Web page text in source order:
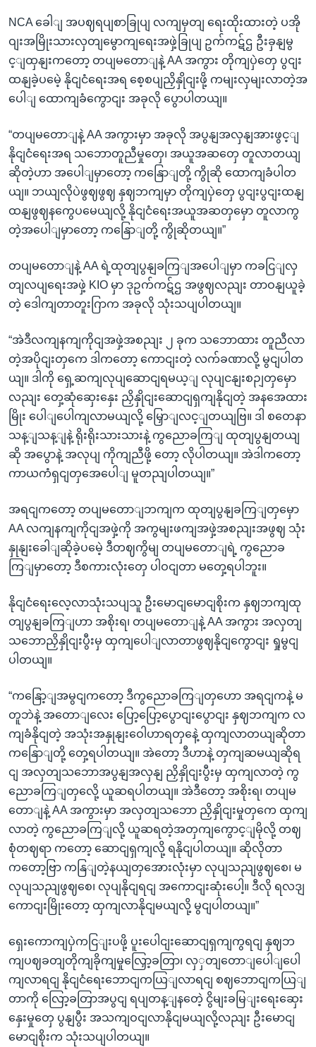
NCA ခေါျ အပဈရပျစာခြုပျ လကျမှတျ ရေးထိုးထားတဲ့ ပအို
ဝျးအမြိုးသားလှတျမွောကျရေးအဖှဲ့ခြုပျ ဥက်ကဋ်ဌ ဦးခှနျမွ
င့ျထှနျးကတော့ တပျမတောျနဲ့ AA အကွား တိုကျပှဲတှေ ပွငျး
ထနျခဲ့ပမေဲ့ နိုငျငံရေးအရ စေ့စပျညှိနှိုငျးဖို့ ကမျးလှမျးလာတဲ့အ
ပေါျ ထောကျခံကွောငျး အခုလို ပွောပါတယျ။
“တပျမတောျနဲ့ AA အကွားမှာ အခုလို အပွနျအလှနျအားဖွင့ျ
နိုငျငံရေးအရ သဘောတူညီမှုတှေ၊ အယူအဆတှေ တူလာတယျ
ဆိုတဲ့ဟာ အပေါျမှာတော့ ကနြောျတို့ ကွိုဆို ထောကျခံပါတ
ယျ။ ဘယျလိုပဲဖွဈဖွဈ နှဈဘကျမှာ တိုကျပှဲတှေ ပွငျးပွငျးထနျ
ထနျဖွဈနကွေပမေယျလို့ နိုငျငံရေးအယူအဆတှမှော တူလာကွ
တဲ့အပေါျမှာတော့ ကနြောျတို့ ကွိုဆိုတယျ။”
တပျမတောျနဲ့ AA ရဲ့ထုတျပွနျခကြျအပေါျမှာ ကခငြျလှ
တျလပျရေးအဖှဲ့ KIO မှာ ဒုဥက်ကဋ်ဌ အဖွဈလညျး တာဝနျယူခဲ့
တဲ့ ဒေါကျတာတူးဂြာက အခုလို သုံးသပျပါတယျ။
“အဲဒီလကျနကျကိုငျအဖှဲ့အစညျး ၂ ခုက သဘောထား တူညီလာ
တဲ့အပိုငျးတှကေ ဒါကတော့ ကောငျးတဲ့ လက်ခဏာလို့ မွငျပါတ
ယျ။ ဒါကို ရှေ့ဆကျလုပျဆောငျရမယ့ျ လုပျငနျးစဉျတှမှော
လညျး တှေ့ဆုံဆှေးနှေး ညှိနှိုငျးဆောငျရှကျနိုငျတဲ့ အနအေထား
မြိုး ပေါျပေါကျလာမယျလို့ မြှောျလင့ျတယျဗြ။ ဒါ စတေနာ
သန့ျသန့ျနဲ့ ရိုးရိုးသားသားနဲ့ ကွညောခကြျ ထုတျပွနျတယျ
ဆို အပွောနဲ့ အလုပျ ကိုကျညီဖို့ တော့ လိုပါတယျ။ အဲဒါကတော့
ကာယကံရှငျတှအေပေါျ မူတညျပါတယျ။”
အရငျကတော့ တပျမတောျဘကျက ထုတျပွနျခကြျတှမှော
AA လကျနကျကိုငျအဖှဲ့ကို အကွမျးဖကျအဖှဲ့အစညျးအဖွဈ သုံး
နှုနျးခေါျဆိုခဲ့ပမေဲ့ ဒီတဈကွိမျ တပျမတောျရဲ့ ကွညောခ
ကြျမှာတော့ ဒီစကားလုံးတှေ ပါဝငျတာ မတှေ့ရပါဘူး။
နိုငျငံရေးလေ့လာသုံးသပျသူ ဦးမောငျမောငျစိုးက နှဈဘကျထု
တျပွနျခကြျဟာ အစိုးရ၊ တပျမတောျနဲ့ AA အကွား အလှတျ
သဘောညှိနှိုငျးပွီးမှ ထှကျပေါျလာတာဖွဈနိုငျကွောငျး ရှုမွငျ
ပါတယျ။
“ကနြော့ျအမွငျကတော့ ဒီကွညောခကြျတှဟော အရငျကနဲ့ မ
တူဘဲနဲ့ အတောျလေး ပြော့ပြော့ပွောငျးပွောငျး နှဈဘကျက လ
ကျခံနိုငျတဲ့ အသုံးအနှုနျးဝေါဟာရတှနေဲ့ ထှကျလာတယျဆိုတာ
ကနြောျတို့ တှေ့ရပါတယျ။ အဲတော့ ဒီဟာနဲ့ တှကျဆမယျဆိုရ
ငျ အလှတျသဘောအပွနျအလှနျ ညှိနှိုငျးပွီးမှ ထှကျလာတဲ့ ကွ
ညောခကြျတှလေို့ ယူဆရပါတယျ။ အဲဒီတော့ အစိုးရ၊ တပျမ
တောျနဲ့ AA အကွားမှာ အလှတျသဘော ညှိနှိုငျးမှုတှကေ ထှကျ
လာတဲ့ ကွညောခကြျလို့ ယူဆရတဲ့အတှကျကွောင့ျမိုလို့ တဈ
စုံတဈရာ ကတော့ ဆောငျရှကျလို့ ရနိုငျပါတယျ။ ဆိုလိုတာ
ကတော့ဗြာ ကနြျတဲ့နယျတှအေားလုံးမှာ လုပျသညျဖွဈစေ၊ မ
လုပျသညျဖွဈစေ၊ လုပျနိုငျရငျ အကောငျးဆုံးပေါ့။ ဒီလို ရလဒျ
ကောငျးမြိုးတော့ ထှကျလာနိုငျမယျလို့ မွငျပါတယျ။”
ရှေးကောကျပှဲကငြျးပဖို့ ပူးပေါငျးဆောငျရှကျကွရငျ နှဈဘ
ကျပဈခတျတိုကျခိုကျမှုလြှော့ခတြာ၊ လှှတျတောျပေါျပေါ
ကျလာရငျ နိုငျငံရေးဘောငျကယြျလာရငျ စဈဘောငျကယြျ
တာကို လြော့ခတြာအပွငျ ရပျတန့ျနတေဲ့ ငွိမျးခမြျးရေးဆှေး
နှေးမှုတှေ ပွနျပွီး အသကျဝငျလာနိုငျမယျလို့လညျး ဦးမောငျ
မောငျစိုးက သုံးသပျပါတယျ။